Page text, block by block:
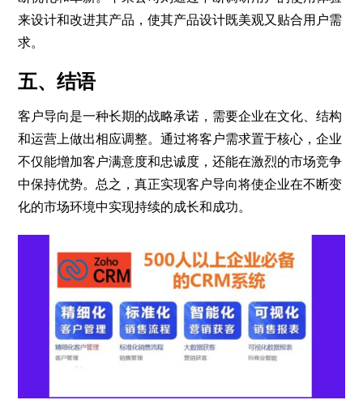
来设计和改进其产品，使其产品设计既美观又贴合用户需
求。
五、结语
客户导向是一种长期的战略承诺，需要企业在文化、结构
和运营上做出相应调整。通过将客户需求置于核心，企业
不仅能增加客户满意度和忠诚度，还能在激烈的市场竞争
中保持优势。总之，真正实现客户导向将使企业在不断变
化的市场环境中实现持续的成长和成功。